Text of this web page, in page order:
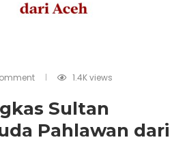
1.4Kviews
Sultan
Pahlawan dari